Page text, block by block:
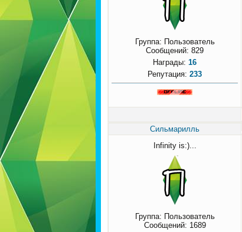
Группа: Пользователь
Сообщений: 829
Награды: 16
Репутация: 233
Сильмарилль
Infinity is:)...
Группа: Пользователь
Сообщений: 1689